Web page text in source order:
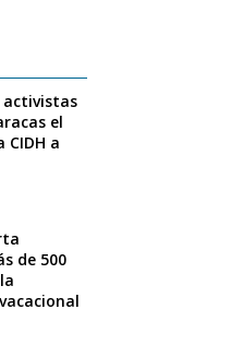
activistas
el
CIDH a
de 500